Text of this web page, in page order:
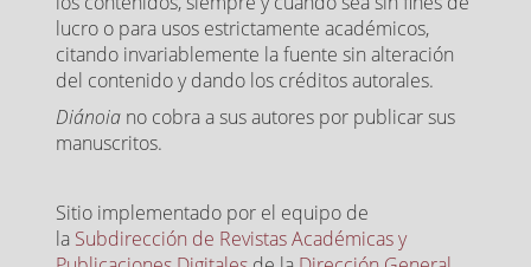
lucro o para usos estrictamente académicos,
citando invariablemente la fuente sin alteración
del contenido y dando los créditos autorales.
Diánoia no cobra a sus autores por publicar sus
manuscritos.
Sitio implementado por el equipo de
la Subdirección de Revistas Académicas y